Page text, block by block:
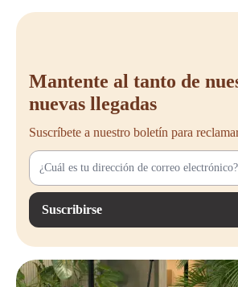
trabajar con más comodidad? Opta por la
experimenta cómo una buena silla de oficina
crear un entorno de trabajo saludable y
trabajar todos los días con gusto y sin molestias.
¿Quieres pedir la Steelcase Leap V1
encargamos de una entrega rápida y, si lo
muebles de oficina antiguos, contribuyendo
Haz tu pedido hoy y experimenta la diferencia
en tu propio escritorio.
Mantente al tanto de
nuevas llegadas
Suscríbete a nuestro boletín para
Suscribirse